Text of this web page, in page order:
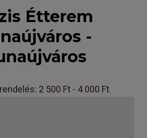
Étterem
-
2 500 Ft - 4 000 Ft